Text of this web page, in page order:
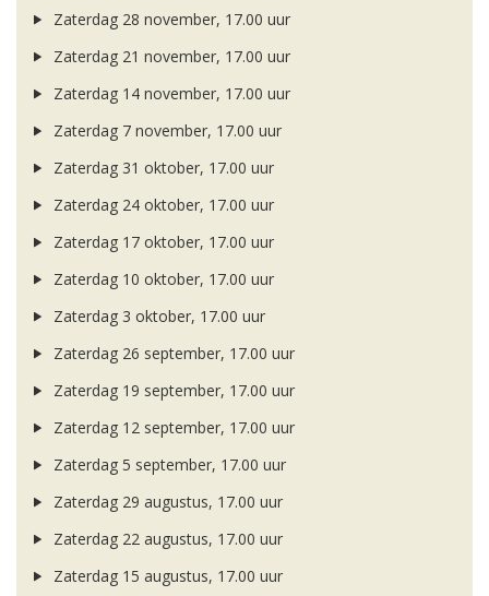
Zaterdag 28 november, 17.00 uur
Zaterdag 21 november, 17.00 uur
Zaterdag 14 november, 17.00 uur
Zaterdag 7 november, 17.00 uur
Zaterdag 31 oktober, 17.00 uur
Zaterdag 24 oktober, 17.00 uur
Zaterdag 17 oktober, 17.00 uur
Zaterdag 10 oktober, 17.00 uur
Zaterdag 3 oktober, 17.00 uur
Zaterdag 26 september, 17.00 uur
Zaterdag 19 september, 17.00 uur
Zaterdag 12 september, 17.00 uur
Zaterdag 5 september, 17.00 uur
Zaterdag 29 augustus, 17.00 uur
Zaterdag 22 augustus, 17.00 uur
Zaterdag 15 augustus, 17.00 uur